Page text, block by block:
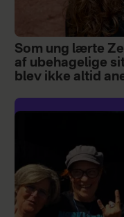
Som ung lærte
af ubehagelige
blev ikke altid